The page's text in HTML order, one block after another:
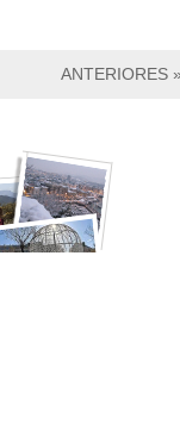
ANTERIORES